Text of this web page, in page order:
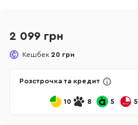
2 099 грн
Кешбек 20 грн
Розстрочка та кредит
10 8 5 5